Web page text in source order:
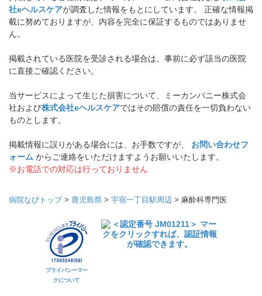
社eヘルスケアが調査した情報をもとにしています。 正確な情報掲
載に努めておりますが、内容を完全に保証するものではありませ
ん。
掲載されている医院を受診される場合は、事前に必ず該当の医院
に直接ご確認ください。
当サービスによって生じた損害について、ミーカンパニー株式会
社および株式会社eヘルスケアではその賠償の責任を一切負わない
ものとします。
掲載情報に誤りがある場合には、お手数ですが、 お問い合わせフ
ォーム からご連絡をいただけますようお願いいたします。
※お電話での対応は行っておりません
病院なびトップ> 鹿児島県 > 宇宿一丁目駅周辺 > 麻酔科専門医
プライバシーマー
クについて